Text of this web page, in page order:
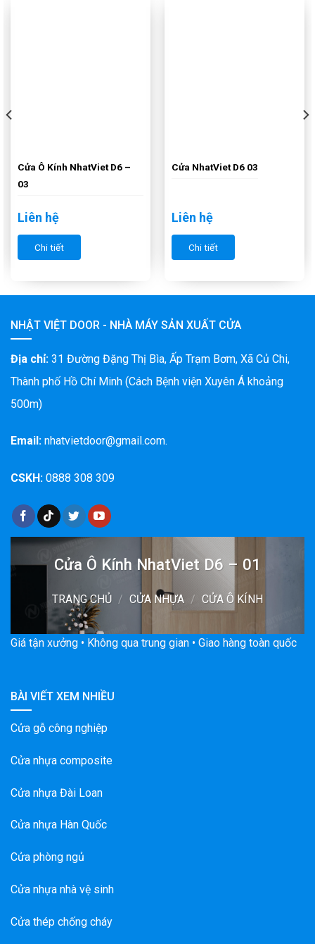
Cửa Ô Kính NhatViet D6 –
03
Liên hệ
Chi tiết
Cửa NhatViet D6 03
Liên hệ
Chi tiết
NHẬT VIỆT DOOR - NHÀ MÁY SẢN XUẤT CỬA
Địa chỉ: 31 Đường Đặng Thị Bìa, Ấp Trạm Bơm, Xã Củ Chi,
Thành phố Hồ Chí Minh (Cách Bệnh viện Xuyên Á khoảng
500m)
Email: nhatvietdoor@gmail.com.
CSKH: 0888 308 309
Cửa Ô Kính NhatViet D6 – 01
TRANG CHỦ / CỬA NHỰA / CỬA Ô KÍNH
Giá tận xưởng • Không qua trung gian • Giao hàng toàn quốc
BÀI VIẾT XEM NHIỀU
Cửa gỗ công nghiệp
Cửa nhựa composite
Cửa nhựa Đài Loan
Cửa nhựa Hàn Quốc
Cửa phòng ngủ
Cửa nhựa nhà vệ sinh
Cửa thép chống cháy